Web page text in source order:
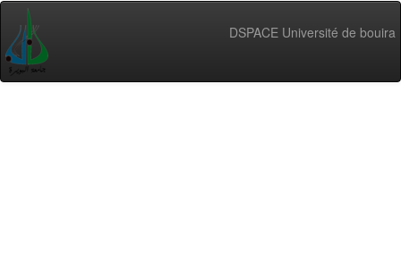
DSPACE Université de bouira